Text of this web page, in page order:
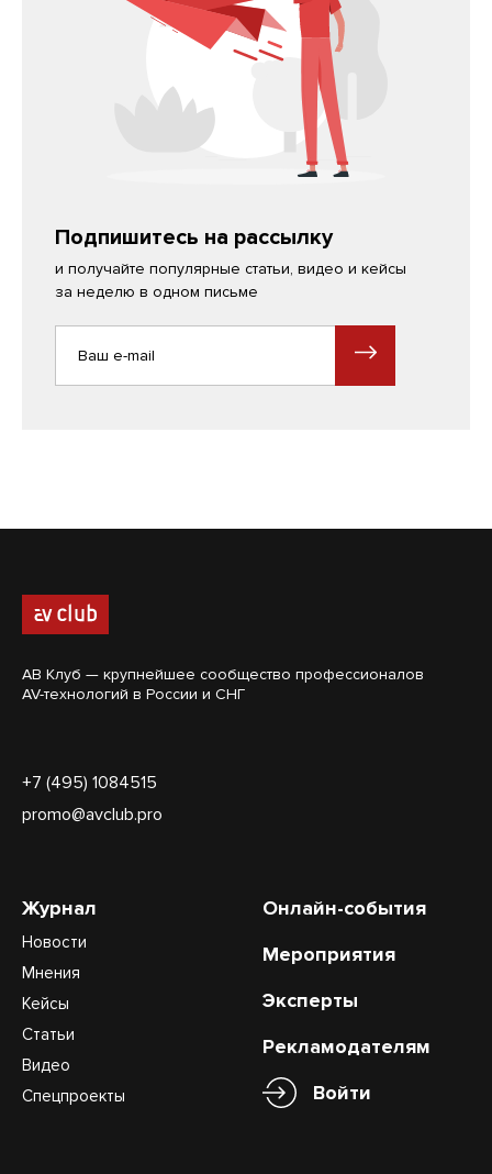
Подпишитесь на рассылку
и получайте популярные статьи, видео и кейсы
за неделю в одном письме
АВ Клуб — крупнейшее сообщество профессионалов
AV-технологий в России и СНГ
+7 (495) 1084515
promo@avclub.pro
Журнал
Новости
Мнения
Кейсы
Статьи
Видео
Спецпроекты
Онлайн-события
Мероприятия
Эксперты
Рекламодателям
Войти